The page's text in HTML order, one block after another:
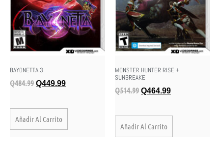
BAYONETTA 3
Q484.99 Q449.99
Añadir Al Carrito
MONSTER HUNTER RISE +
SUNBREAKE
Q514.99 Q464.99
Añadir Al Carrito